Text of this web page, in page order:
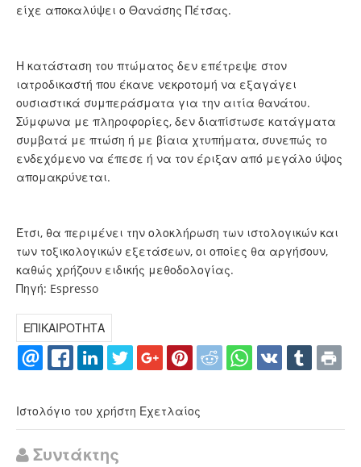
είχε αποκαλύψει ο Θανάσης Πέτσας.
Η κατάσταση του πτώματος δεν επέτρεψε στον
ιατροδικαστή που έκανε νεκροτομή να εξαγάγει
ουσιαστικά συμπεράσματα για την αιτία θανάτου.
Σύμφωνα με πληροφορίες, δεν διαπίστωσε κατάγματα
συμβατά με πτώση ή με βίαια χτυπήματα, συνεπώς το
ενδεχόμενο να έπεσε ή να τον έριξαν από μεγάλο ύψος
απομακρύνεται.
Έτσι, θα περιμένει την ολοκλήρωση των ιστολογικών και
των τοξικολογικών εξετάσεων, οι οποίες θα αργήσουν,
καθώς χρήζουν ειδικής μεθοδολογίας.
Πηγή: Espresso
ΕΠΙΚΑΙΡΟΤΗΤΑ
Ιστολόγιο του χρήστη Εχετλαίος
Συντάκτης